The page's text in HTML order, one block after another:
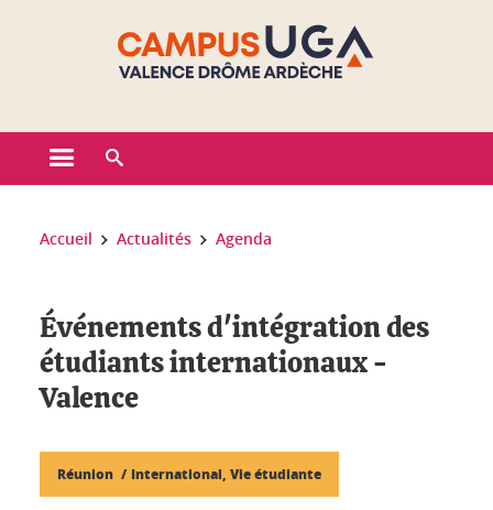
Ouvrir le menu principal
Vous êtes ici :
Accueil Actualités Agenda
Événements d'intégration des
étudiants internationaux -
Valence
Réunion International, Vie étudiante